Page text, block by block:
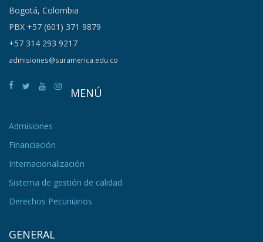
Bogotá, Colombia
PBX +57 (601) 371 9879
+57 314 293 9217
admisiones@suramerica.edu.co
MENÚ
Admisiones
Financiación
Internacionalización
Sistema de gestión de calidad
Derechos Pecuniarios
GENERAL